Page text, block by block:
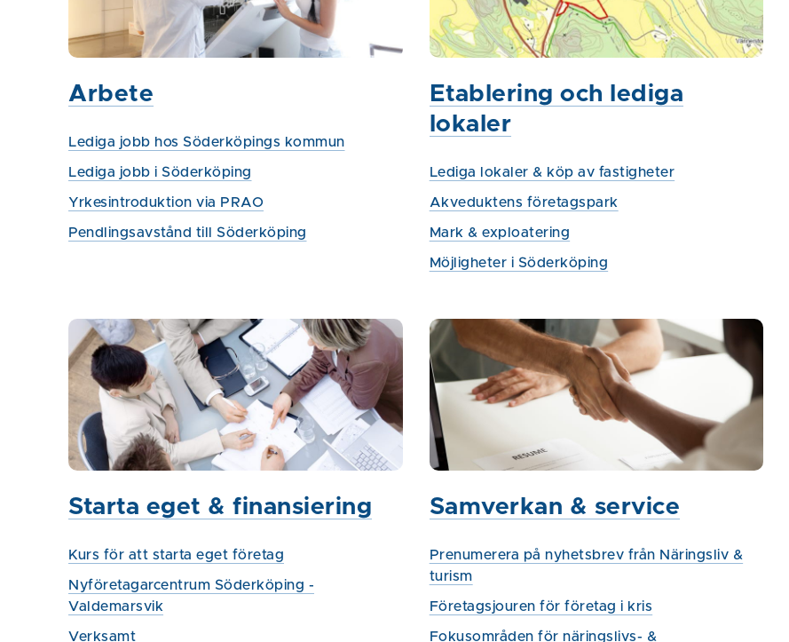
Arbete
Lediga jobb hos Söderköpings kommun
Lediga jobb i Söderköping
Yrkesintroduktion via PRAO
Pendlingsavstånd till Söderköping
Etablering och lediga
lokaler
Lediga lokaler & köp av fastigheter
Akveduktens företagspark
Mark & exploatering
Möjligheter i Söderköping
Starta eget & finansiering
Kurs för att starta eget företag
Nyföretagarcentrum Söderköping -
Valdemarsvik
Verksamt
Samverkan & service
Prenumerera på nyhetsbrev från Näringsliv &
turism
Företagsjouren för företag i kris
Fokusområden för näringslivs- &